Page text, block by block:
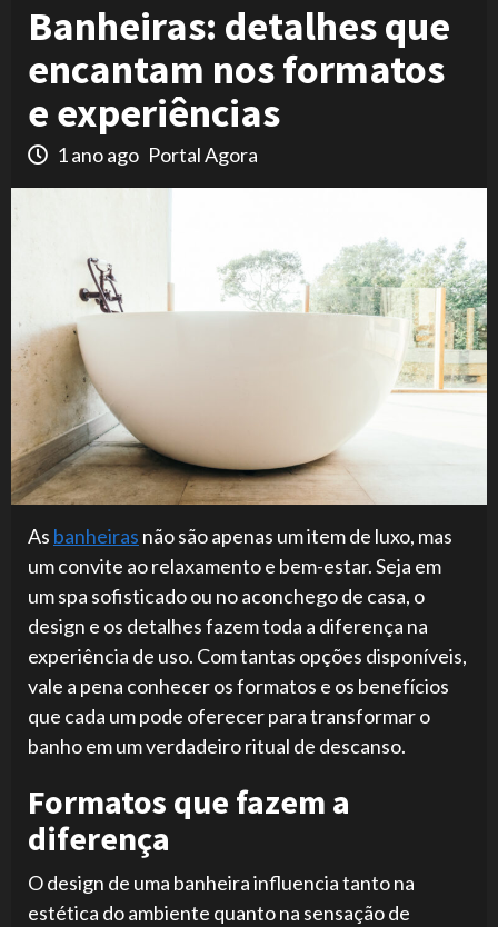
Banheiras: detalhes que
encantam nos formatos
e experiências
1 ano ago Portal Agora
As banheiras não são apenas um item de luxo, mas
um convite ao relaxamento e bem-estar. Seja em
um spa sofisticado ou no aconchego de casa, o
design e os detalhes fazem toda a diferença na
experiência de uso. Com tantas opções disponíveis,
vale a pena conhecer os formatos e os benefícios
que cada um pode oferecer para transformar o
banho em um verdadeiro ritual de descanso.
Formatos que fazem a
diferença
O design de uma banheira influencia tanto na
estética do ambiente quanto na sensação de